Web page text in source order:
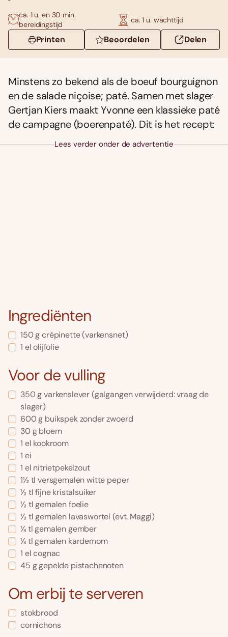
ca. 1 u. en 30 min.
bereidingstijd
ca. 1 u. wachttijd
Printen Beoordelen Delen
Minstens zo bekend als de boeuf bourguignon
en de salade niçoise; paté. Samen met slager
Gertjan Kiers maakt Yvonne een klassieke paté
de campagne (boerenpaté). Dit is het recept:
Lees verder onder de advertentie
Ingrediënten
150 g crépinette (varkensnet)
1 el olijfolie
Voor de vulling
350 g varkenslever (galgangen verwijderd: vraag de
slager)
600 g buikspek zonder zwoerd
30 g bloem
1 el kookroom
1 ei
1 el nitrietpekelzout
1½ tl versgemalen witte peper
½ tl fijne kristalsuiker
½ tl gemalen foelie
½ tl gemalen lavaswortel (evt. Maggi)
¼ tl gemalen gember
¼ tl gemalen kardemom
1 el cognac
45 g gepelde pistachenoten
Om erbij te serveren
stokbrood
cornichons